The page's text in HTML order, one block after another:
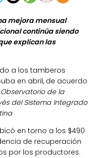
mejora mensual
continúa siendo
explican las
a los tamberos
en abril, de acuerdo
Observatorio de la
del Sistema Integrado
en torno a los $490
de recuperación
por los productores.